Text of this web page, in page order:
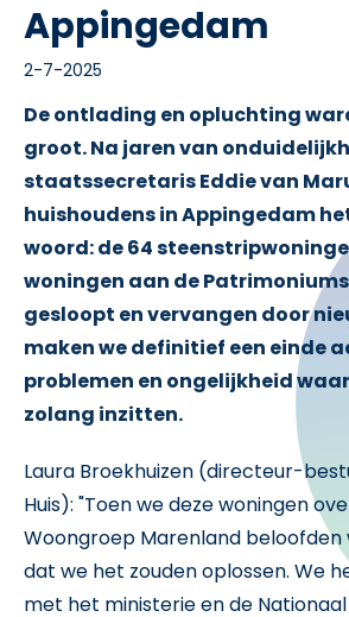
Appingedam
2-7-2025
De ontlading en opluchting
groot. Na jaren van
staatssecretaris Eddie van
huishoudens in Appingedam
woord: de 64
woningen aan de
gesloopt en vervangen door
maken we definitief een einde
problemen en ongelijkheid
zolang inzitten.
Laura Broekhuizen (directeur-
Huis): "Toen we deze woningen
Woongroep Marenland beloofden
dat we het zouden oplossen. We
met het ministerie en de